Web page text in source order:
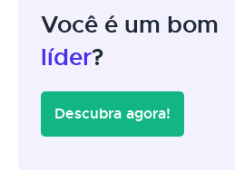
Você é um bom
líder?
Descubra agora!